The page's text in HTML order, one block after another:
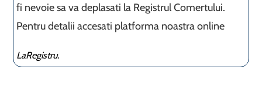
fi nevoie sa va deplasati la Registrul Comertului.
Pentru detalii accesati platforma noastra online
LaRegistru.